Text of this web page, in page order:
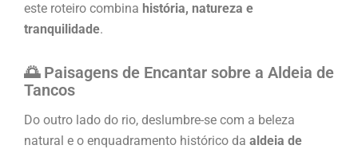
este roteiro combina história, natureza e
tranquilidade.
🌅 Paisagens de Encantar sobre a Aldeia de
Tancos
Do outro lado do rio, deslumbre-se com a beleza
natural e o enquadramento histórico da aldeia de